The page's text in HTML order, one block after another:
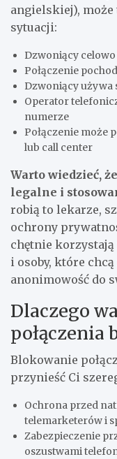
angielskiej),
sytuacji:
Dzwoniący
Połączenie
Dzwoniący używa
Operator
numerze
Połączenie może
lub call center
Warto wiedzieć,
legalne i
robią to lekarze,
ochrony
chętnie
i osoby, które
anonimowość do
Dlaczego
połączenia
Blokowanie
przynieść Ci
Ochrona przed
telemarketerów i
Zabezpieczenie
oszustwami